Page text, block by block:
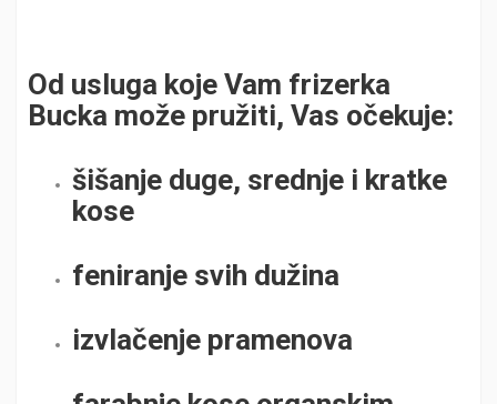
Od usluga koje Vam frizerka
Bucka može pružiti, Vas očekuje:
šišanje duge, srednje i kratke
kose
feniranje svih dužina
izvlačenje pramenova